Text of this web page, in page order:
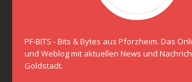
PF-BITS - Bits & Bytes aus Pforzheim. Das
und Weblog mit aktuellen News und
Goldstadt.